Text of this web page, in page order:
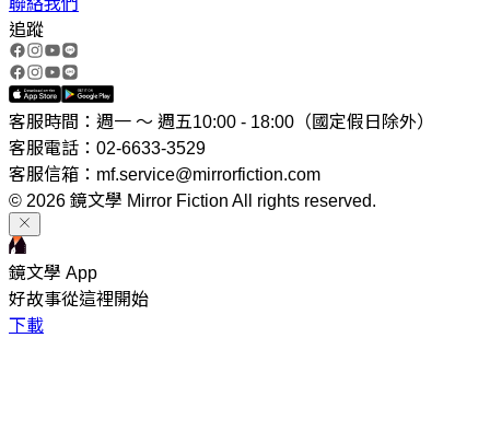
追蹤
客服時間：週一 ～ 週五10:00 - 18:00（國定假日除外）
客服電話：02-6633-3529
客服信箱：mf.service@mirrorfiction.com
© 2026 鏡文學 Mirror Fiction All rights reserved.
鏡文學 App
好故事從這裡開始
下載